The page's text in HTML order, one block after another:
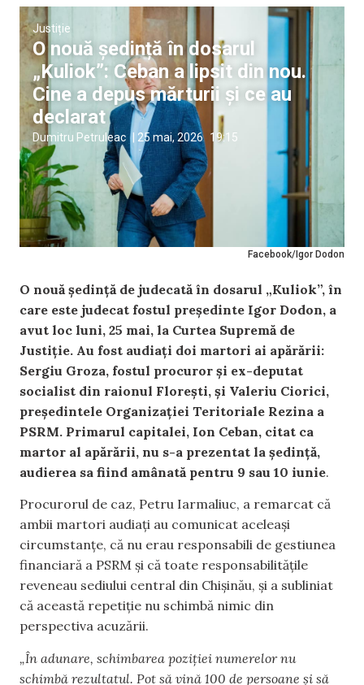
Facebook/Igor Dodon
Justiție
O nouă ședință în dosarul
„Kuliok”: Ceban a lipsit din nou.
Cine a depus mărturii și ce au
declarat
Dumitru Petruleac 25 mai, 2026 19:15
O nouă ședință de judecată în dosarul „Kuliok”, în
care este judecat fostul președinte Igor Dodon, a
avut loc luni, 25 mai, la Curtea Supremă de
Justiție. Au fost audiați doi martori ai apărării:
Sergiu Groza, fostul procuror și ex-deputat
socialist din raionul Florești, și Valeriu Ciorici,
președintele Organizației Teritoriale Rezina a
PSRM. Primarul capitalei, Ion Ceban, citat ca
martor al apărării, nu s-a prezentat la ședință,
audierea sa fiind amânată pentru 9 sau 10 iunie.
Procurorul de caz, Petru Iarmaliuc, a remarcat că
ambii martori audiați au comunicat aceleași
circumstanțe, că nu erau responsabili de gestiunea
financiară a PSRM și că toate responsabilitățile
reveneau sediului central din Chișinău, și a subliniat
că această repetiție nu schimbă nimic din
perspectiva acuzării.
„În adunare, schimbarea poziției numerelor nu
schimbă rezultatul. Pot să vină 100 de persoane și să